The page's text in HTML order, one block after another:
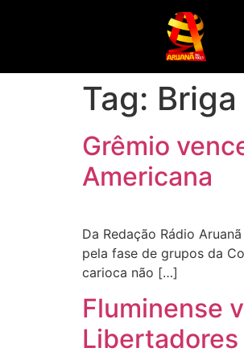
Tag: Briga
Grêmio
Americana
Da Redação Rádio
pela fase de grupos da
carioca não […]
Fluminense
Libertadores